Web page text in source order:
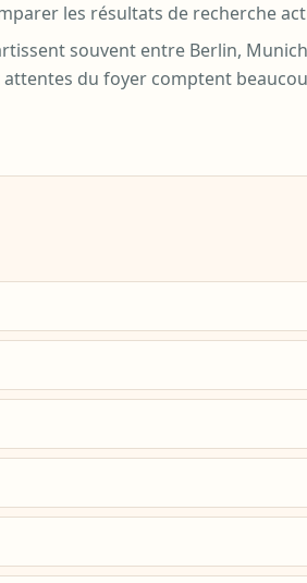
les résultats de recherche
souvent entre Berlin,
du foyer comptent